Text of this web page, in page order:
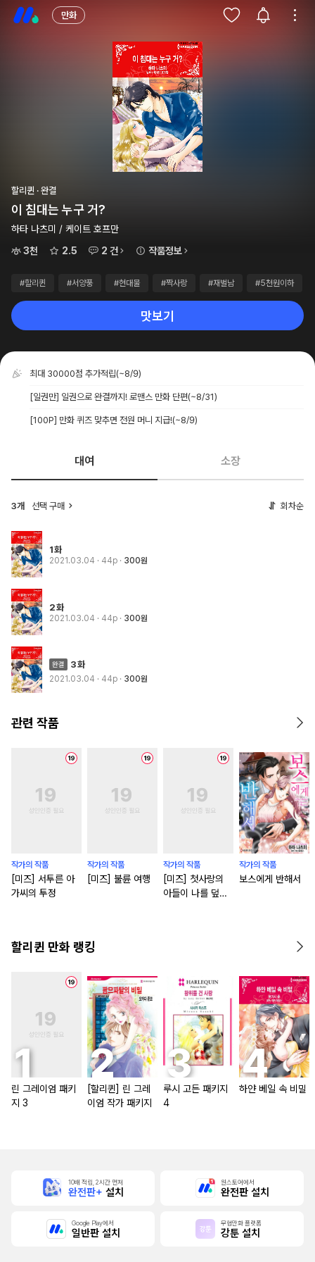
만화
할리퀸 · 완결
이 침대는 누구 거?
하타 나츠미 / 케이트 호프만
3천
2.5 2 건 작품정보
#할리퀸 #서양풍 #현대물 #짝사랑 #재벌남 #5천원이하
맛보기
최대 30000점 추가적립(~8/9)
[일권만] 일권으로 완결까지! 로맨스 만화 단편(~8/31)
[100P] 만화 퀴즈 맞추면 전원 머니 지급!(~8/9)
대여 소장
3개 선택 구매 회차순
1화
2021.03.04 · 44p 300원
2화
2021.03.04 · 44p 300원
3화
2021.03.04 · 44p 300원
관련 작품
작가의 작품
[미즈] 서투른 아
가씨의 투정
작가의 작품
[미즈] 불륜 여행
작가의 작품
[미즈] 첫사랑의
아들이 나를 덮쳐
작가의 작품
보스에게 반해서
할리퀸 만화 랭킹
린 그레이엄 패키
지 3
[할리퀸] 린 그레
이엄 작가 패키지
루시 고든 패키지
4
하얀 베일 속 비밀
10배 적립, 2시간 먼저
완전판+ 설치
원스토어에서
완전판 설치
Google Play에서
일반판 설치
무협만화 플랫폼
강툰 설치